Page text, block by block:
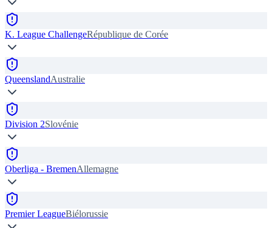
K. League ChallengeRépublique de Corée
QueenslandAustralie
Division 2Slovénie
Oberliga - BremenAllemagne
Premier LeagueBiélorussie